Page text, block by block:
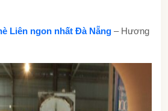
Liên ngon nhất Đà Nẵng – Hương